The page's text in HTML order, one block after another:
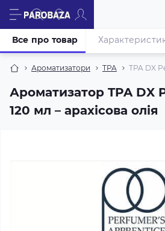
Ароматизатори TPA TPA DX
Ароматизатор TPA DX
120 мл – арахісова олія
Все про товар